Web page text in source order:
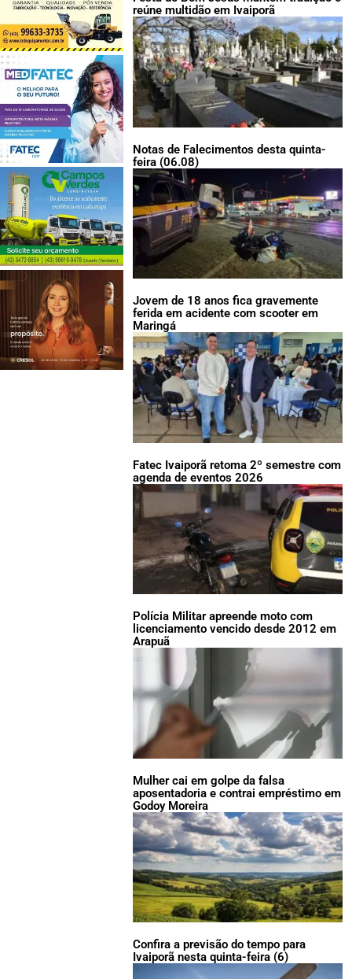
reúne multidão em Ivaiporã
Notas de Falecimentos desta quinta-
feira (06.08)
Jovem de 18 anos fica gravemente
ferida em acidente com scooter em
Maringá
Fatec Ivaiporã retoma 2º semestre com
agenda de eventos 2026
Polícia Militar apreende moto com
licenciamento vencido desde 2012 em
Arapuã
Mulher cai em golpe da falsa
aposentadoria e contrai empréstimo em
Godoy Moreira
Confira a previsão do tempo para
Ivaiporã nesta quinta-feira (6)